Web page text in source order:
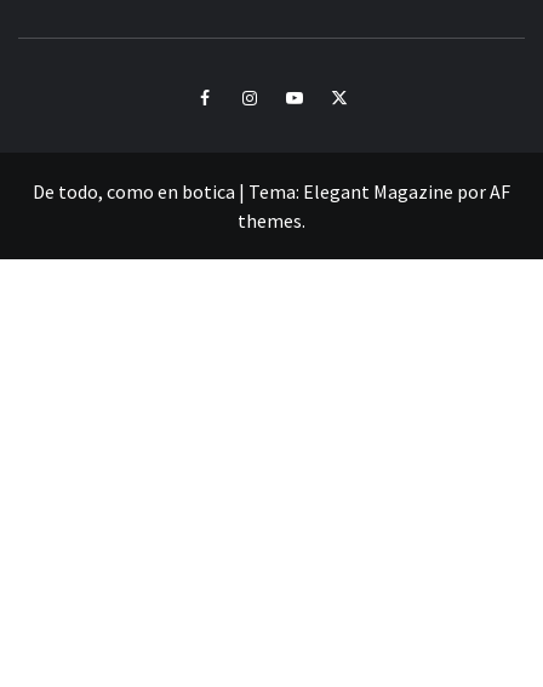
FacebookInstagramYoutubeTwitter
De todo, como en botica | Tema: Elegant Magazine porAF
themes.